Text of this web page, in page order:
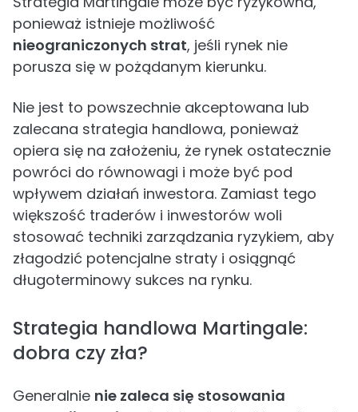
ponieważ istnieje możliwość
nieograniczonych strat, jeśli rynek nie
porusza się w pożądanym kierunku.
Nie jest to powszechnie akceptowana lub
zalecana strategia handlowa, ponieważ
opiera się na założeniu, że rynek ostatecznie
powróci do równowagi i może być pod
wpływem działań inwestora. Zamiast tego
większość traderów i inwestorów woli
stosować techniki zarządzania ryzykiem, aby
złagodzić potencjalne straty i osiągnąć
długoterminowy sukces na rynku.
Strategia handlowa Martingale:
dobra czy zła?
Generalnie nie zaleca się stosowania